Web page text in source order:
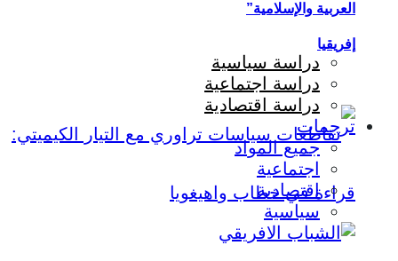
إفريقيا
العربية والإسلامية”
دراسة سياسية
دراسة اجتماعية
دراسة اقتصادية
ترجمات
جميع المواد
اجتماعية
اقتصادية
سياسية